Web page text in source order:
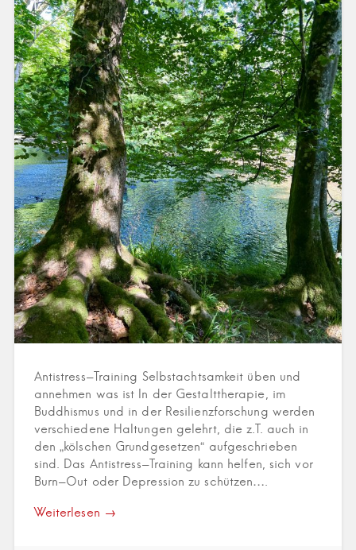
Antistress-Training Selbstachtsamkeit üben und
annehmen was ist In der Gestalttherapie, im
Buddhismus und in der Resilienzforschung werden
verschiedene Haltungen gelehrt, die z.T. auch in
den „kölschen Grundgesetzen“ aufgeschrieben
sind. Das Antistress-Training kann helfen, sich vor
Burn-Out oder Depression zu schützen….
Weiterlesen →